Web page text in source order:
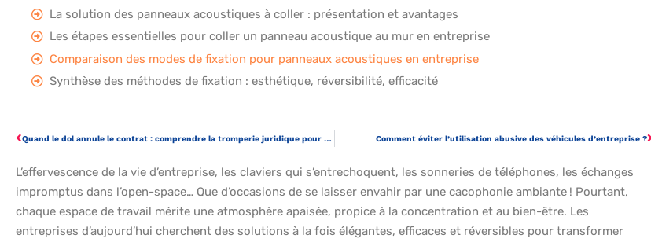
La solution des panneaux acoustiques à coller : présentation et avantages
Les étapes essentielles pour coller un panneau acoustique au mur en entreprise
Comparaison des modes de fixation pour panneaux acoustiques en entreprise
Synthèse des méthodes de fixation : esthétique, réversibilité, efficacité
Quand le dol annule le contrat : comprendre la tromperie juridique pour sécuriser ses accords Comment éviter l’utilisation abusive des véhicules d’entreprise ?
L’effervescence de la vie d’entreprise, les claviers qui s’entrechoquent, les sonneries de téléphones, les échanges
impromptus dans l’open-space… Que d’occasions de se laisser envahir par une cacophonie ambiante ! Pourtant,
chaque espace de travail mérite une atmosphère apaisée, propice à la concentration et au bien-être. Les
entreprises d’aujourd’hui cherchent des solutions à la fois élégantes, efficaces et réversibles pour transformer